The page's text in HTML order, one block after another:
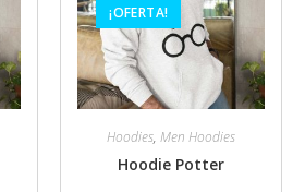
¡OFERTA!
Hoodies, Men Hoodies
Hoodie Potter